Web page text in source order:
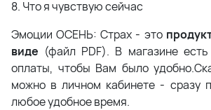
8. Что я чувствую сейчас
Эмоции ОСЕНЬ: Страх - это
виде (файл PDF). В магазине
оплаты, чтобы Вам было
можно в личном кабинете - сразу
любое удобное время.